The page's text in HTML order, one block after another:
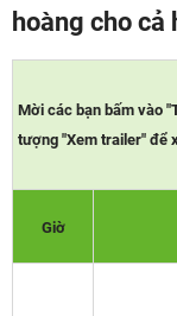
hoàng cho
Mời các bạn bấm vào
tượng "Xem trailer" để
Giờ